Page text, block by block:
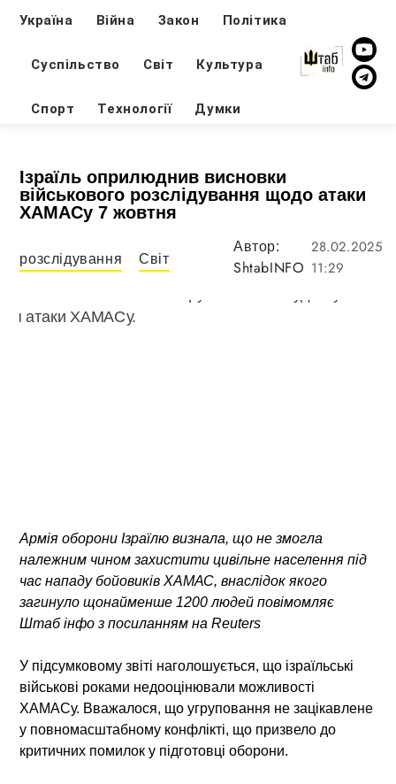
Україна Війна Закон Політика
Суспільство Світ Культура
Спорт Технології Думки
Ізраїль оприлюднив висновки
військового розслідування щодо атаки
ХАМАСу 7 жовтня
розслідування Світ
Автор:
ShtabINFO
28.02.2025
11:29
Армія оборони Ізраїлю визнала, що не змогла
належним чином захистити цивільне населення під
час нападу бойовиків ХАМАС, внаслідок якого
загинуло щонайменше 1200 людей повімомляє
Штаб інфо з посиланням на Reuters
У підсумковому звіті наголошується, що ізраїльські
військові роками недооцінювали можливості
ХАМАСу. Вважалося, що угруповання не зацікавлене
у повномасштабному конфлікті, що призвело до
критичних помилок у підготовці оборони.